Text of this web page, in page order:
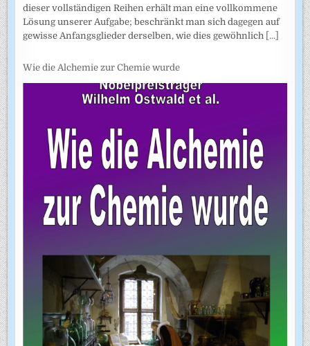
dieser vollständigen Reihen erhält man eine vollkommene
Lösung unserer Aufgabe; beschränkt man sich dagegen auf
gewisse Anfangsglieder derselben, wie dies gewöhnlich [...]
Wie die Alchemie zur Chemie wurde